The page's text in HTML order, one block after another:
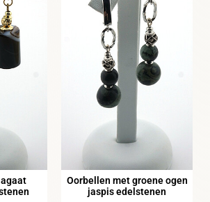
Oorbellen met groene ogen
jaspis edelstenen